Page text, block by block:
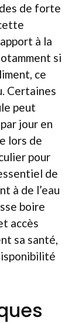
de forte
à la
si
ce
Certaines
peut
jour en
lors de
pour
de
à de l’eau
boire
accès
sa santé,